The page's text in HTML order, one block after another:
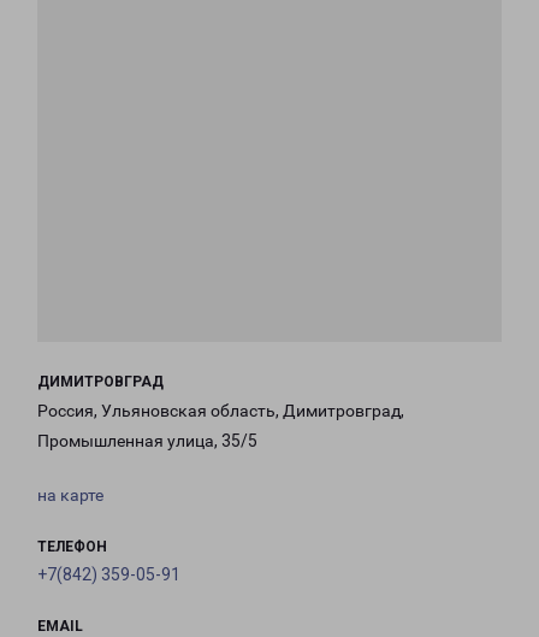
ДИМИТРОВГРАД
Россия, Ульяновская область, Димитровград,
Промышленная улица, 35/5
на карте
ТЕЛЕФОН
+7(842) 359-05-91
EMAIL